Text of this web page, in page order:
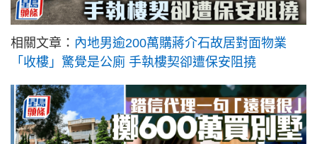
相關文章： 內地男逾200萬購蔣介石故居對面物業
「收樓」驚覺是公廁 手執樓契卻遭保安阻撓